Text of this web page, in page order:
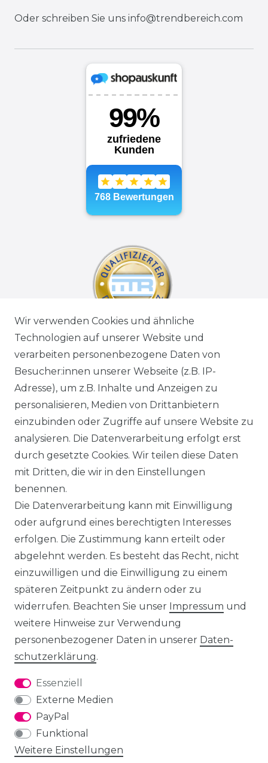
Oder schreiben Sie uns info@trendbereich.com
Wir verwenden Cookies und ähnliche
Technologien auf unserer Website und
verarbeiten personenbezogene Daten von
Besucher:innen unserer Webseite (z.B. IP-
Adresse), um z.B. Inhalte und Anzeigen zu
personalisieren, Medien von Drittanbietern
einzubinden oder Zugriffe auf unsere Website zu
analysieren. Die Datenverarbeitung erfolgt erst
durch gesetzte Cookies. Wir teilen diese Daten
mit Dritten, die wir in den Einstellungen
benennen.
Die Datenverarbeitung kann mit Einwilligung
oder aufgrund eines berechtigten Interesses
erfolgen. Die Zustimmung kann erteilt oder
abgelehnt werden. Es besteht das Recht, nicht
einzuwilligen und die Einwilligung zu einem
späteren Zeitpunkt zu ändern oder zu
widerrufen. Beachten Sie unser Impressum und
weitere Hinweise zur Verwendung
personenbezogener Daten in unserer Daten­
schutz­erklärung.
Essenziell
Externe Medien
PayPal
Funktional
Weitere Einstellungen